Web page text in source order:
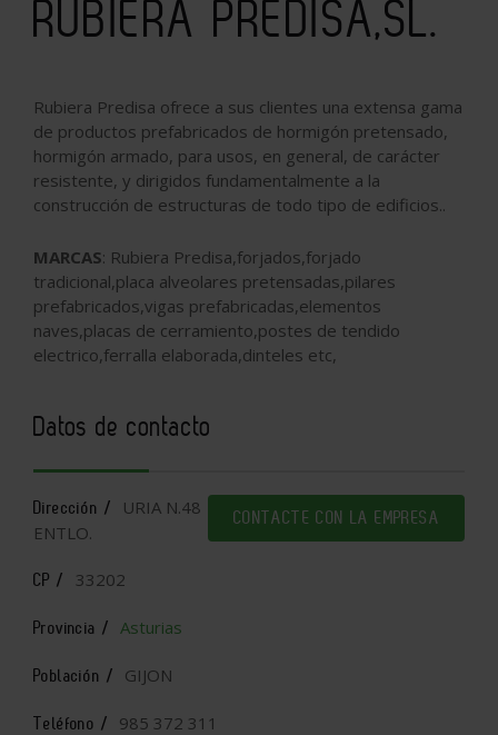
RUBIERA PREDISA,SL.
Rubiera Predisa ofrece a sus clientes una extensa gama
de productos prefabricados de hormigón pretensado,
hormigón armado, para usos, en general, de carácter
resistente, y dirigidos fundamentalmente a la
construcción de estructuras de todo tipo de edificios..
MARCAS: Rubiera Predisa,forjados,forjado
tradicional,placa alveolares pretensadas,pilares
prefabricados,vigas prefabricadas,elementos
naves,placas de cerramiento,postes de tendido
electrico,ferralla elaborada,dinteles etc,
Datos de contacto
CONTACTE CON LA EMPRESA
Dirección /
URIA N.48
ENTLO.
CP / 33202
Provincia / Asturias
Población / GIJON
Teléfono / 985 372 311